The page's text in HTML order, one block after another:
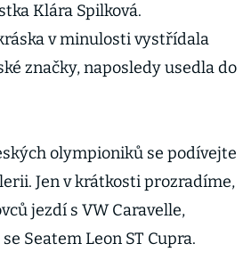
Klára Spilková.
v minulosti vystřídala
značky, naposledy usedla do
olympioniků se podívejte
Jen v krátkosti prozradíme,
jezdí s VW Caravelle,
Seatem Leon ST Cupra.